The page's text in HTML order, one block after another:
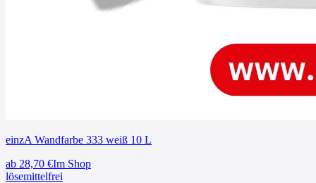
einzA Wandfarbe 333 weiß 10 L
ab 28,70 €Im Shop
lösemittelfrei